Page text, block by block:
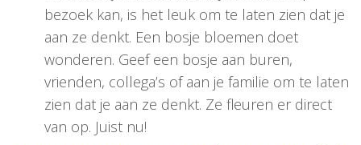
bezoek kan, is het leuk om te laten zien dat je
aan ze denkt. Een bosje bloemen doet
wonderen. Geef een bosje aan buren,
vrienden, collega’s of aan je familie om te laten
zien dat je aan ze denkt. Ze fleuren er direct
van op. Juist nu!